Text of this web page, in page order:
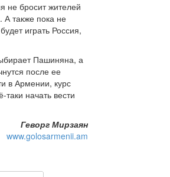
не бросит жителей
А также пока не
играть Россия,
Пашиняна, а
после ее
в Армении, курс
начать вести
Геворг Мирзаян
www.golosarmenii.am